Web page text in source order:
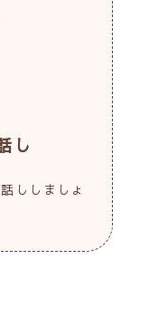
し
ししましょ